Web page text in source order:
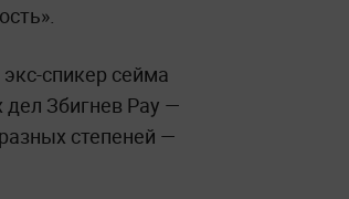
спикер сейма
Збигнев Рау —
степеней —